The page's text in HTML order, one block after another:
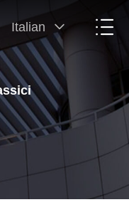
Italian